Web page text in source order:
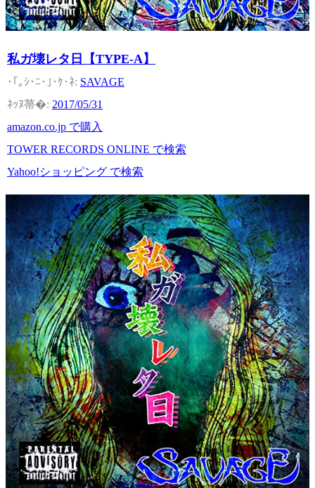
私ガ壊レタ日【TYPE-A】
SAVAGE
2017/05/31
amazon.co.jp で購入
TOWER RECORDS ONLINE で検索
Yahoo!ショッピング で検索